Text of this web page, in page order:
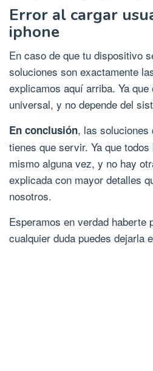
Error al cargar
iphone
En caso de que tu dispositivo
soluciones son exactamente
explicamos aquí arriba. Ya que
universal, y no depende del
En conclusión, las soluciones
tienes que servir. Ya que
mismo alguna vez, y no hay
explicada con mayor detalles
nosotros.
Esperamos en verdad haberte
cualquier duda puedes dejarla